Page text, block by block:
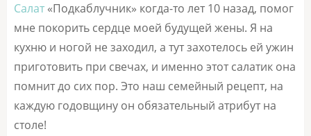
Салат «Подкаблучник» когда-то лет 10 назад, помог
мне покорить сердце моей будущей жены. Я на
кухню и ногой не заходил, а тут захотелось ей ужин
приготовить при свечах, и именно этот салатик она
помнит до сих пор. Это наш семейный рецепт, на
каждую годовщину он обязательный атрибут на
столе!